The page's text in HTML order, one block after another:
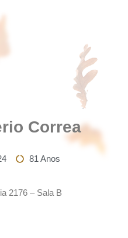
Correa
81 Anos
2176 – Sala B